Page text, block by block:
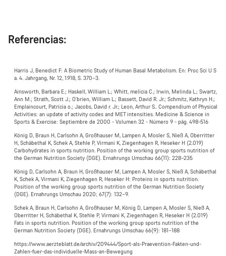
Referencias:
Harris J, Benedict F: A Biometric Study of Human Basal Metabolism. En: Proc Sci U S
a. 4. Jahrgang, Nr. 12, 1.918, S. 370–3.
Ainsworth, Barbara E.; Haskell, William L.; Whitt, melicia C.; Irwin, Melinda L.; Swartz,
Ann M.; Strath, Scott J.; O’brien, William L.; Bassett, David R. Jr.; Schmitz, Kathryn H.;
Emplaincourt, Patricia o.; Jacobs, David r. Jr.; Leon, Arthur S.. Compendium of Physical
Activities: an update of activity codes and MET intensities. Medicine & Science in
Sports & Exercise: Septiembre de 2000 - Volumen 32 - Número 9 - pág. 498-516
König D, Braun H, Carlsohn A, Großhauser M, Lampen A, Mosler S, Nieß A, Oberritter
H, Schäbethal K, Schek A, Stehle P, Virmani K, Ziegenhagen R, Heseker H (2.019)
Carbohydrates in sports nutrition. Position of the working group sports nutrition of
the German Nutrition Society (DGE). Ernahrungs Umschau 66(11): 228–235
König D, Carlsohn A, Braun H, Großhauser M, Lampen A, Mosler S, Nieß A, Schäbethal
K, Schek A, Virmani K, Ziegenhagen R, Heseker H: Proteins in sports nutrition.
Position of the working group sports nutrition of the German Nutrition Society
(DGE). Ernahrungs Umschau 2020; 67(7): 132–9.
Schek A, Braun H, Carlsohn A, Großhauser M, König D, Lampen A, Mosler S, Nieß A,
Oberritter H, Schäbethal K, Stehle P, Virmani K, Ziegenhagen R, Heseker H (2.019)
Fats in sports nutrition. Position of the working group sports nutrition of the
German Nutrition Society (DGE). Ernahrungs Umschau 66(9): 181–188
https://www.aerzteblatt.de/archiv/209444/Sport-als-Praevention-Fakten-und-
Zahlen-fuer-das-individuelle-Mass-an-Bewegung